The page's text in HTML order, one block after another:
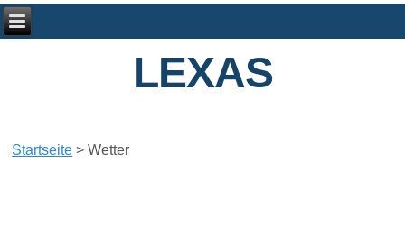
LEXAS
Startseite >Wetter